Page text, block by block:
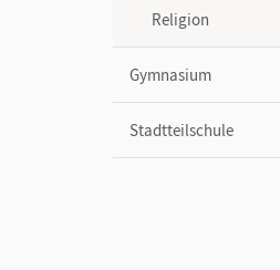
Religion
Gymnasium
Stadtteilschule